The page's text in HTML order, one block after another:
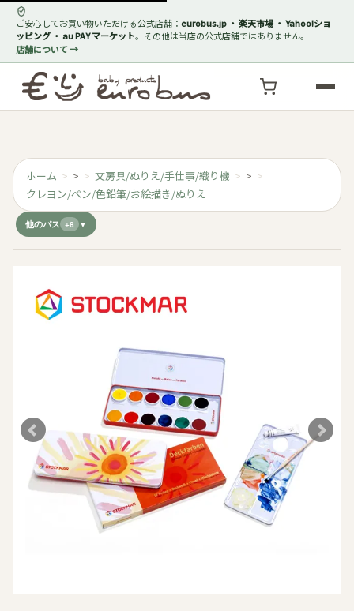
ご安心してお買い物いただける公式店舗： eurobus.jp ・ 楽天市場 ・ Yahoo!ショ
ッピング ・ au PAY マーケット。その他は当店の公式店舗ではありません。
店舗について →
ホーム > 文房具/ぬりえ/手仕事/織り機
>
クレヨン/ペン/色鉛筆/お絵描き/ぬりえ
他のパス +8